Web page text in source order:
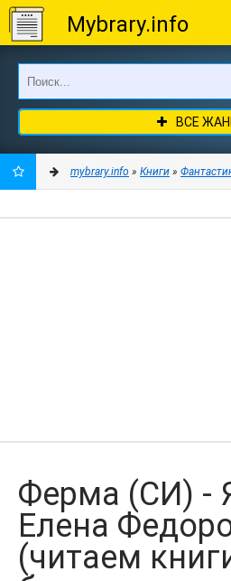
Mybrary.info
ВСЕ
mybrary.info » Книги »
Ферма (СИ) -
Елена
(читаем